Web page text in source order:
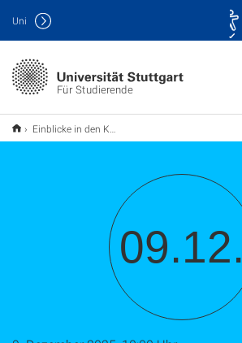
Für Studierende
Uni
Einblicke in den KOSMOS Verlag
09.12.